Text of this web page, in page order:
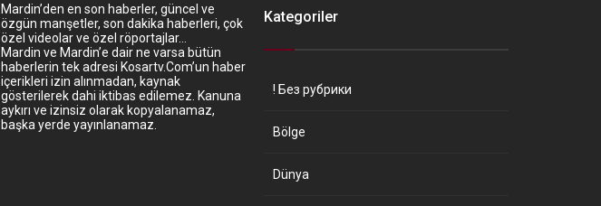
Mardin’den en son haberler, güncel ve
özgün manşetler, son dakika haberleri, çok
özel videolar ve özel röportajlar…
Mardin ve Mardin’e dair ne varsa bütün
haberlerin tek adresi Kosartv.Com’un haber
içerikleri izin alınmadan, kaynak
gösterilerek dahi iktibas edilemez. Kanuna
aykırı ve izinsiz olarak kopyalanamaz,
başka yerde yayınlanamaz.
Kategoriler
! Без рубрики
Bölge
Dünya